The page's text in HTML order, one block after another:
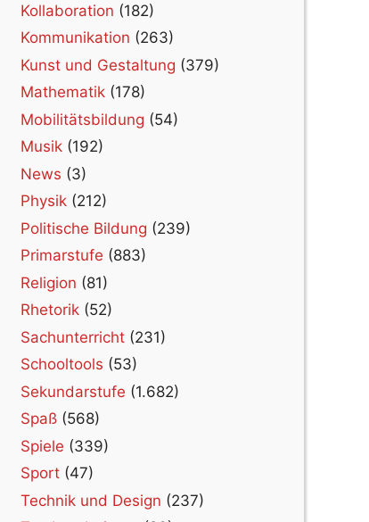
Kollaboration (182)
Kommunikation (263)
Kunst und Gestaltung (379)
Mathematik (178)
Mobilitätsbildung (54)
Musik (192)
News (3)
Physik (212)
Politische Bildung (239)
Primarstufe (883)
Religion (81)
Rhetorik (52)
Sachunterricht (231)
Schooltools (53)
Sekundarstufe (1.682)
Spaß (568)
Spiele (339)
Sport (47)
Technik und Design (237)